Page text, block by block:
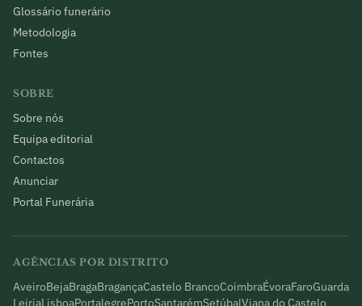
Glossário funerário
Metodologia
Fontes
SOBRE
Sobre nós
Equipa editorial
Contactos
Anunciar
Portal Funerária
AGÊNCIAS POR DISTRITO
AveiroBejaBragaBragançaCastelo BrancoCoimbraÉvoraFaroGuarda
LeiriaLisboaPortalegrePortoSantarémSetúbalViana do Castelo